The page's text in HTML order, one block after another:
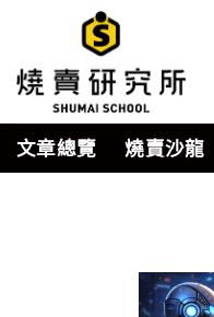
content
文章總覽 燒賣沙龍